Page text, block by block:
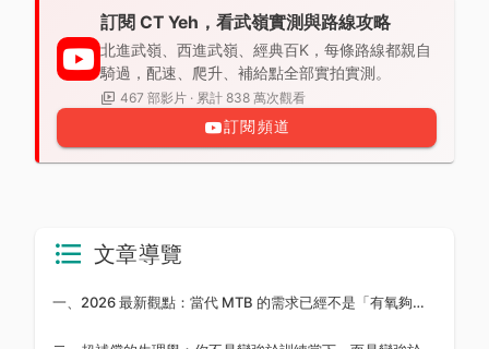
訂閱 CT Yeh，看武嶺實測與路線攻略
北進武嶺、西進武嶺、經典百K，每條路線都親自
騎過，配速、爬升、補給點全部實拍實測。
467 部影片 · 累計 838 萬次觀看
訂閱頻道
文章導覽
一、2026 最新觀點：當代 MTB 的需求已經不是「有氧夠強就好」